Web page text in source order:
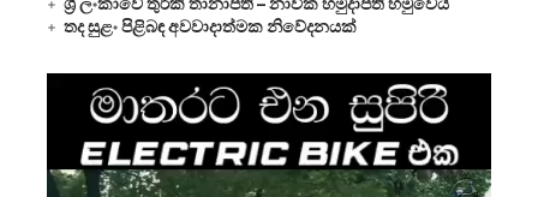
තද සුළං පිළිබඳ අවවාදාත්මක නිවේදනයක්
Player